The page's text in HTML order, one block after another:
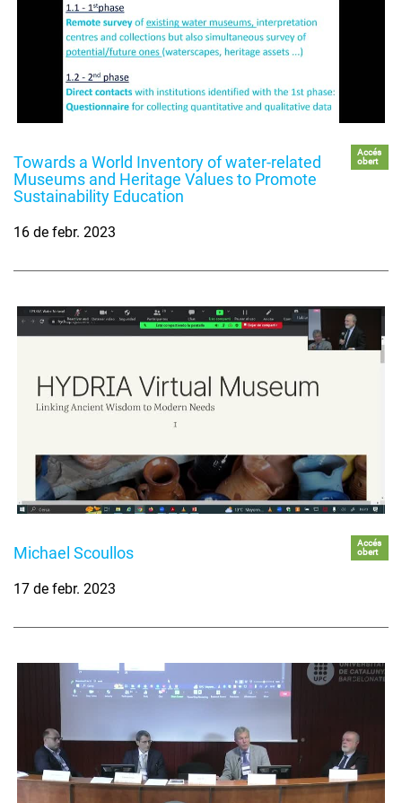
Towards a World Inventory of water-related
Museums and Heritage Values to Promote
Sustainability Education
Accés
obert
16 de febr. 2023
Michael Scoullos
Accés
obert
17 de febr. 2023